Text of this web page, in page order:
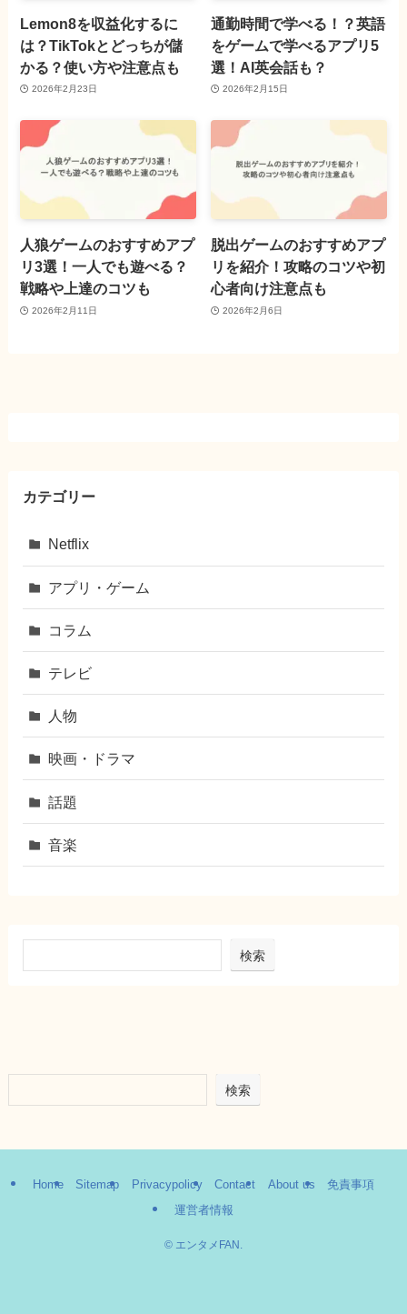
Lemon8を収益化するに
は？TikTokとどっちが儲
かる？使い方や注意点も
2026年2月23日
通勤時間で学べる！？英語
をゲームで学べるアプリ5
選！AI英会話も？
2026年2月15日
人狼ゲームのおすすめアプ
リ3選！一人でも遊べる？
戦略や上達のコツも
2026年2月11日
脱出ゲームのおすすめアプ
リを紹介！攻略のコツや初
心者向け注意点も
2026年2月6日
カテゴリー
Netflix
アプリ・ゲーム
コラム
テレビ
人物
映画・ドラマ
話題
音楽
検索
検索
Home Sitemap Privacypolicy Contact About us
免責事項
運営者情報
© エンタメFAN.